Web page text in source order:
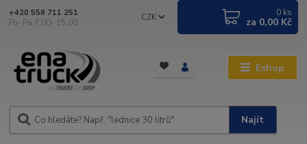
Eshop
CZK
Najít
+420 558 711 251
Po- Pá 7:00- 15:00
0 ks
za 0,00 Kč